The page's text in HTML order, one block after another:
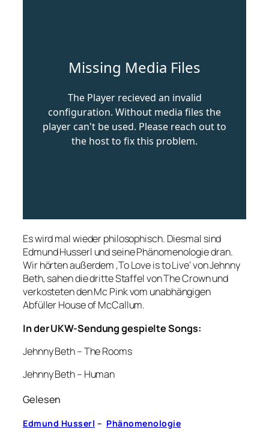
Es wird mal wieder philosophisch. Diesmal sind
Edmund Husserl und seine Phänomenologie dran.
Wir hörten außerdem ‚To Love is to Live‘ von Jehnny
Beth, sahen die dritte Staffel von The Crown und
verkosteten den Mc Pink vom unabhängigen
Abfüller House of McCallum.
In der UKW-Sendung gespielte Songs:
Jehnny Beth – The Rooms
Jehnny Beth – Human
Gelesen
Edmund Husserl – Phänomenologie